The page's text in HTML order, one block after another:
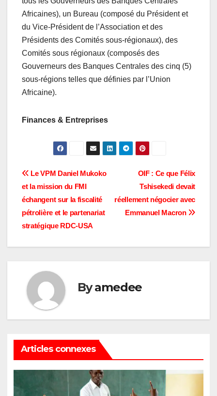
Africaines), un Bureau (composé du Président et
du Vice-Président de l’Association et des
Présidents des Comités sous-régionaux), des
Comités sous régionaux (composés des
Gouverneurs des Banques Centrales des cinq (5)
sous-régions telles que définies par l’Union
Africaine).
Finances & Entreprises
Navigation
de
l’article
OIF : Ce que Félix
Tshisekedi devait
réellement négocier avec
Emmanuel Macron
Le VPM Daniel Mukoko
et la mission du FMI
échangent sur la fiscalité
pétrolière et le partenariat
stratégique RDC-USA
Byamedee
Articles connexes